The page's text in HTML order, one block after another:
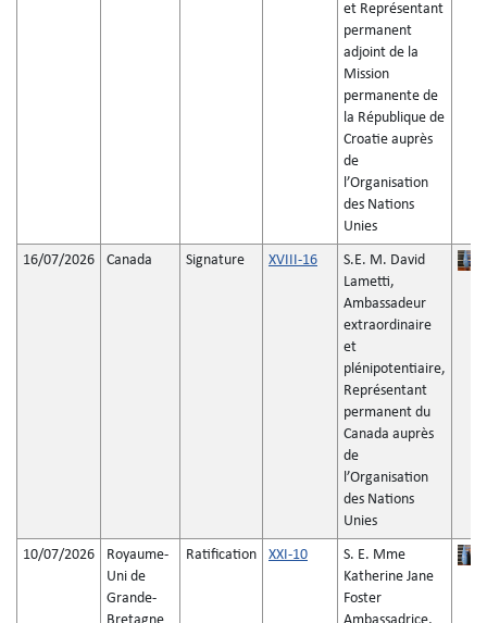
et Représentant
permanent
adjoint de la
Mission
permanente de
la République de
Croatie auprès
de
l’Organisation
des Nations
Unies
16/07/2026 Canada Signature XVIII-16
S.E. M. David
Lametti,
Ambassadeur
extraordinaire
et
plénipotentiaire,
Représentant
permanent du
Canada auprès
de
l’Organisation
des Nations
Unies
10/07/2026
Royaume-
Uni de
Grande-
Ratification XXI-10
S. E. Mme
Katherine Jane
Foster